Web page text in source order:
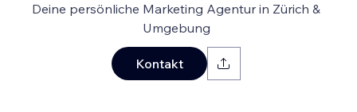
Deine persönliche Marketing Agentur in Zürich &
Umgebung
Kontakt